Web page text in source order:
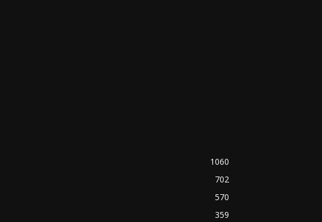
1060
702
570
359